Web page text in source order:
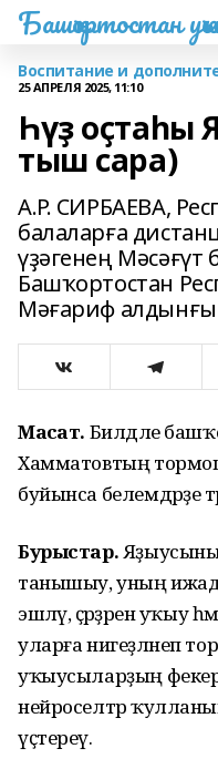
Башҡортостан
Воспитание и
25 АПРЕЛЯ 2025, 11:10
Һүҙ оҫтаһы
тыш сара)
А.Р. СИРБАЕВА,
балаларға
үҙәгенең
Башҡортостан
Мәғариф
Маҡсат. Билдәле
Хамматовтың
буйынса белемдәрҙе
Бурыстар.
танышыу, уның
эшләү, әҫәрҙәрен уҡыу
уларға нигеҙләнеп
уҡыусыларҙың
нейроселтәр
үҫтереү.